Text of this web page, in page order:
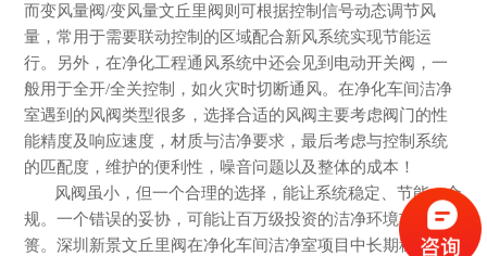
而变风量阀/变风量文丘里阀则可根据控制信号动态调节风
量，常用于需要联动控制的区域配合新风系统实现节能运
行。另外，在净化工程通风系统中还会见到电动开关阀，一
般用于全开/全关控制，如火灾时切断通风。 在净化车间洁净
室遇到的风阀类型很多，选择合适的风阀主要考虑阀门的性
能精度及响应速度，材质与洁净要求，最后考虑与控制系统
的匹配度，维护的便利性，噪音问题以及整体的成本！
风阀虽小，但一个合理的选择，能让系统稳定、节能、合
规。一个错误的妥协，可能让百万级投资的洁净环境功亏一
篑。深圳新景文丘里阀在净化车间洁净室项目中长期稳定运